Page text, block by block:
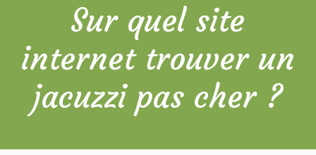
Sur quel site
internet trouver un
jacuzzi pas cher ?